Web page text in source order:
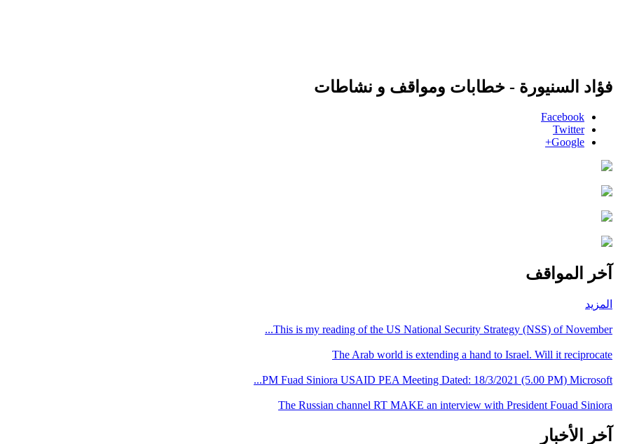
فؤاد السنيورة - خطابات ومواقف و نشاطات
Facebook
Twitter
Google+
آخر المواقف
المزيد
This is my reading of the US National Security Strategy (NSS) of November...
The Arab world is extending a hand to Israel. Will it reciprocate
PM Fuad Siniora USAID PEA Meeting Dated: 18/3/2021 (5.00 PM) Microsoft...
The Russian channel RT MAKE an interview with President Fouad Siniora
آخر الأخبار